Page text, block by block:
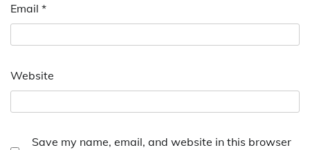
Email *
Website
Save my name, email, and website in this browser